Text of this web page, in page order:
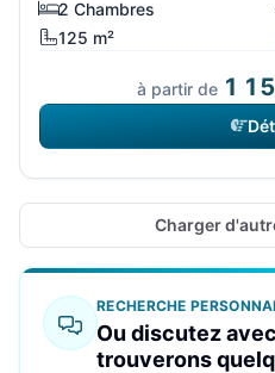
2 Chambres
125 m²
à partir de 1
Charger
RECHERCHE
Ou discutez
trouverons